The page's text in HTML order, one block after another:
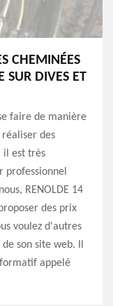
CHEMINÉES
SUR DIVES ET
faire de manière
des
il est très
professionnel
RENOLDE 14
des prix
voulez d'autres
son site web. Il
appelé